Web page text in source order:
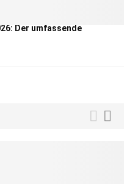
Der umfassende